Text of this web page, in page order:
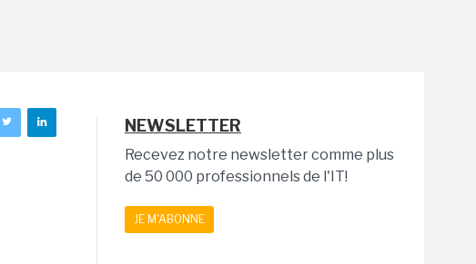
NEWSLETTER
Recevez notre newsletter comme plus
de 50 000 professionnels de l'IT!
JE M'ABONNE